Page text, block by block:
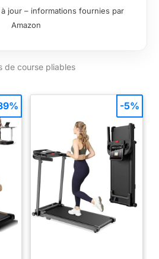
jour – informations fournies par
Amazon
de course pliables
-5%